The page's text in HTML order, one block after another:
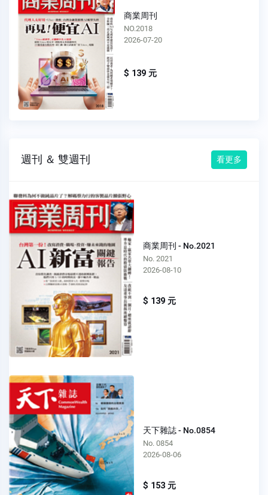
週刊 ＆ 雙週刊 看更多
商業周刊 - No.2021
No. 2021
2026-08-10
$ 139 元
天下雜誌 - No.0854
No. 0854
2026-08-06
$ 153 元